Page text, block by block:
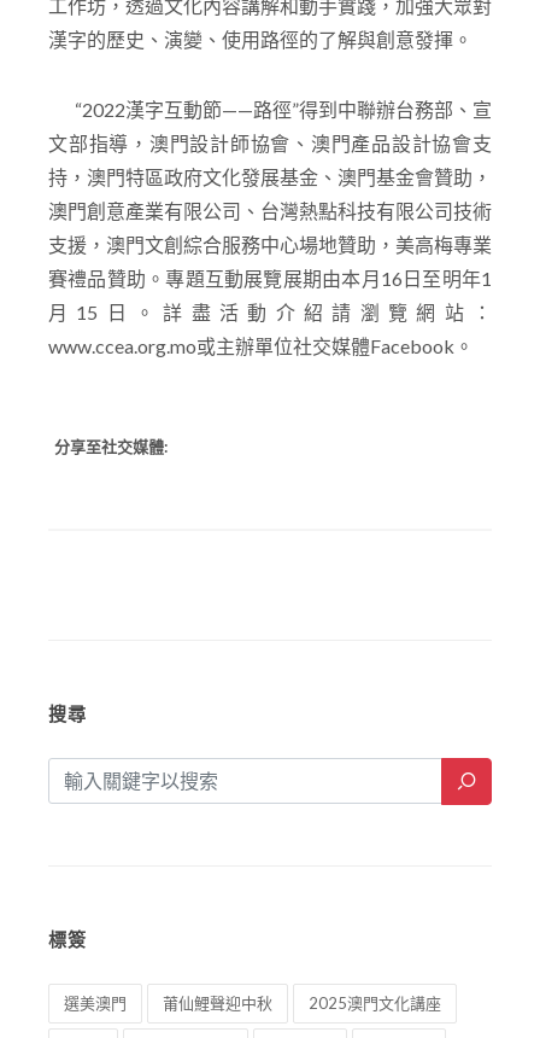
發過程；第五部分，展覽期間舉行10場漢字沉浸式
漢字的歷史、演變、使用路徑的了解與創意發揮。
“2022漢字互動節——路徑”得到中聯辦台務部、宣
文部指導，澳門設計師協會、澳門產品設計協會支
持，澳門特區政府文化發展基金、澳門基金會贊助，
澳門創意產業有限公司、台灣熱點科技有限公司技術
支援，澳門文創綜合服務中心場地贊助，美高梅專業
賽禮品贊助。專題互動展覽展期由本月16日至明年1
搜尋
標簽